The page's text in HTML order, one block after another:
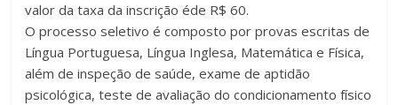
valor da taxa da inscrição éde R$ 60.
O processo seletivo é composto por provas escritas de
Língua Portuguesa, Língua Inglesa, Matemática e Física,
além de inspeção de saúde, exame de aptidão
psicológica, teste de avaliação do condicionamento físico